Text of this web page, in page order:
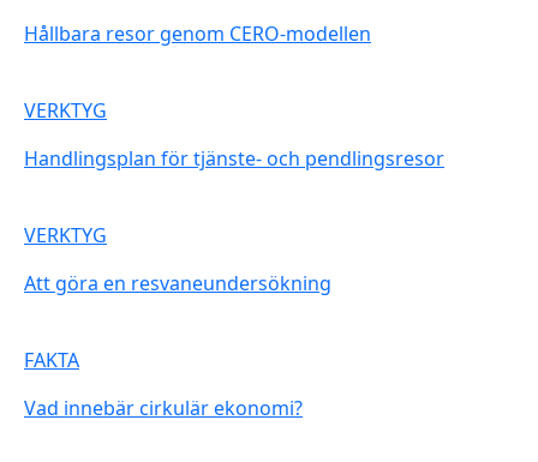
Hållbara resor genom CERO-modellen
VERKTYG
Handlingsplan för tjänste- och pendlingsresor
VERKTYG
Att göra en resvaneundersökning
FAKTA
Vad innebär cirkulär ekonomi?